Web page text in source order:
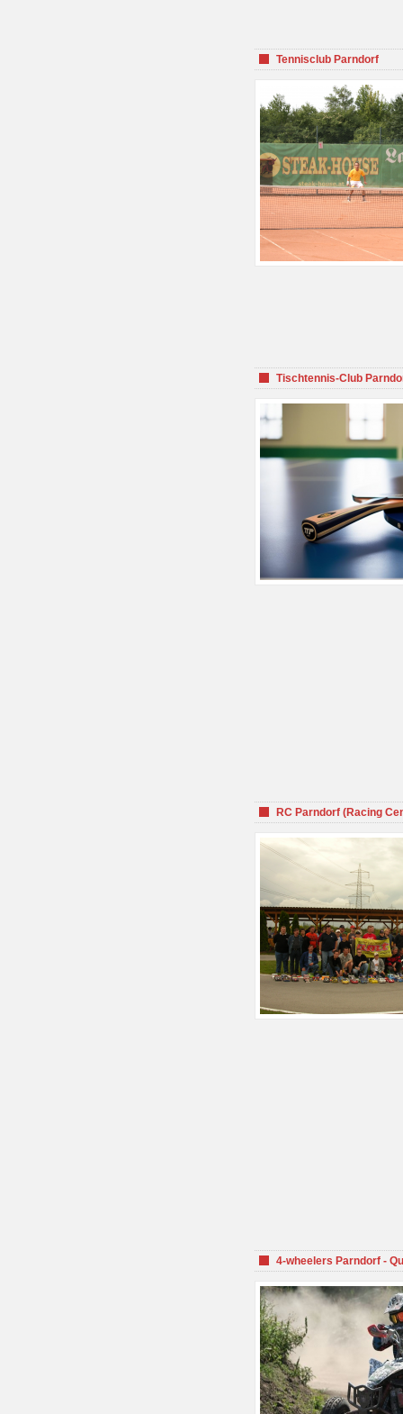
Tennisclub Parndorf
Tischtennis-Club
RC Parndorf (Racing
4-wheelers Parndorf -